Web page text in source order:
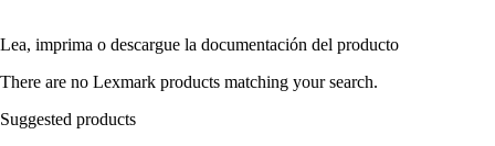
Lea, imprima o descargue la documentación del producto
There are no Lexmark products matching your search.
Suggested products